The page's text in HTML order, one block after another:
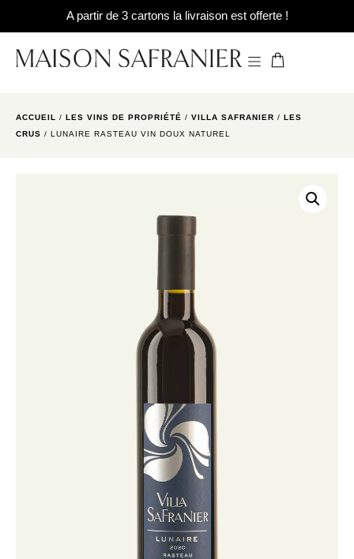
A partir de 3 cartons la livraison est offerte !
ACCUEIL / LES VINS DE PROPRIÉTÉ / VILLA SAFRANIER / LES
CRUS / LUNAIRE RASTEAU VIN DOUX NATUREL